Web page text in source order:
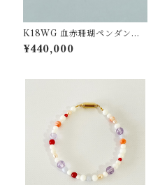
K18WG 血赤珊瑚ペンダント
D0.04ct pd-54
¥440,000